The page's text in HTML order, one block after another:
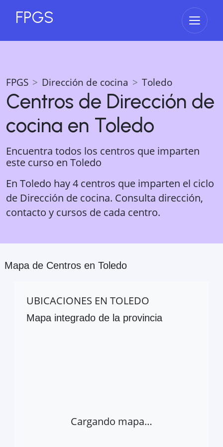
FPGS Abrir
FPGS Dirección de cocina Toledo
Centros de Dirección de
cocina en Toledo
Encuentra todos los centros que imparten
este curso en Toledo
En Toledo hay 4 centros que imparten el ciclo
de Dirección de cocina. Consulta dirección,
contacto y cursos de cada centro.
Mapa de Centros en Toledo
UBICACIONES EN TOLEDO
Mapa integrado de la provincia
Cargando mapa…